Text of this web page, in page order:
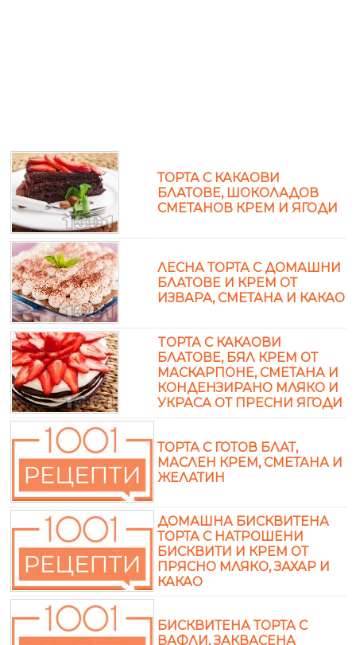
ТОРТА С КАКАОВИ
БЛАТОВЕ, ШОКОЛАДОВ
СМЕТАНОВ КРЕМ И ЯГОДИ
ЛЕСНА ТОРТА С ДОМАШНИ
БЛАТОВЕ И КРЕМ ОТ
ИЗВАРА, СМЕТАНА И КАКАО
TОРТА С КАКАОВИ
БЛАТОВЕ, БЯЛ КРЕМ ОТ
МАСКАРПОНЕ, СМЕТАНА И
КОНДЕНЗИРАНО МЛЯКО И
УКРАСА ОТ ПРЕСНИ ЯГОДИ
ТОРТА С ГОТОВ БЛАТ,
МАСЛЕН КРЕМ, СМЕТАНА И
ЖЕЛАТИН
ДОМАШНА БИСКВИТЕНА
ТОРТА С НАТРОШЕНИ
БИСКВИТИ И КРЕМ ОТ
ПРЯСНО МЛЯКО, ЗАХАР И
КАКАО
БИСКВИТЕНА ТОРТА С
ВАФЛИ, ЗАКВАСЕНА